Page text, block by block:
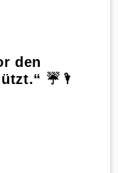
den
☔🌂